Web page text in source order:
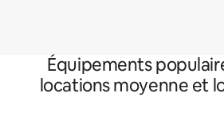
Équipements
locations moyenne et